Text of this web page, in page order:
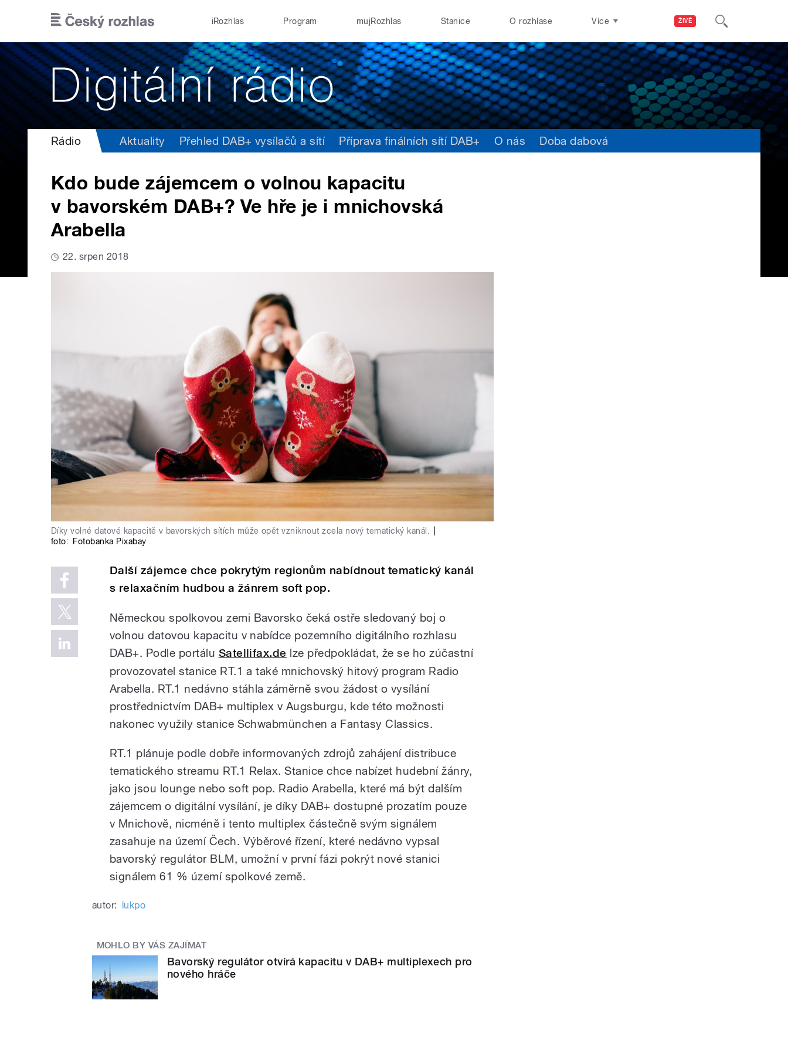
ŽIVĚ
iRozhlas Program mujRozhlas Stanice O rozhlase Více
Rádio Aktuality Přehled DAB+ vysílačů a sítí Příprava finálních sítí DAB+ O nás Doba dabová
Kdo bude zájemcem o volnou kapacitu
v bavorském DAB+? Ve hře je i mnichovská
Arabella
22. srpen 2018
Díky volné datové kapacitě v bavorských sítích může opět vzniknout zcela nový tematický kanál.
foto:
Fotobanka Pixabay
Další zájemce chce pokrytým regionům nabídnout tematický kanál
s relaxačním hudbou a žánrem soft pop.
Německou spolkovou zemi Bavorsko čeká ostře sledovaný boj o
volnou datovou kapacitu v nabídce pozemního digitálního rozhlasu
DAB+. Podle portálu Satellifax.de lze předpokládat, že se ho zúčastní
provozovatel stanice RT.1 a také mnichovský hitový program Radio
Arabella. RT.1 nedávno stáhla záměrně svou žádost o vysílání
prostřednictvím DAB+ multiplex v Augsburgu, kde této možnosti
nakonec využily stanice Schwabmünchen a Fantasy Classics.
RT.1 plánuje podle dobře informovaných zdrojů zahájení distribuce
tematického streamu RT.1 Relax. Stanice chce nabízet hudební žánry,
jako jsou lounge nebo soft pop. Radio Arabella, které má být dalším
zájemcem o digitální vysílání, je díky DAB+ dostupné prozatím pouze
v Mnichově, nicméně i tento multiplex částečně svým signálem
zasahuje na území Čech. Výběrové řízení, které nedávno vypsal
bavorský regulátor BLM, umožní v první fázi pokrýt nové stanici
signálem 61 % území spolkové země.
autor: lukpo
MOHLO BY VÁS ZAJÍMAT
Bavorský regulátor otvírá kapacitu v DAB+ multiplexech pro
nového hráče